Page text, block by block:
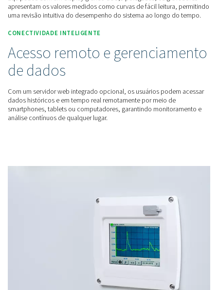
parâmetros
A linha Check Box S1-S5 suporta vários sensores, incluindo
pressão, ponto de orvalho e sensores de potência,
usuários monitorem múltiplos parâmetros em sistemas de
PRECISÃO VISUAL
Visualização clara dos
apresentam os valores medidos como curvas de fácil
CONECTIVIDADE INTELIGENTE
Acesso remoto e
Com um servidor web integrado opcional, os usuários
dados históricos e em tempo real remotamente por meio